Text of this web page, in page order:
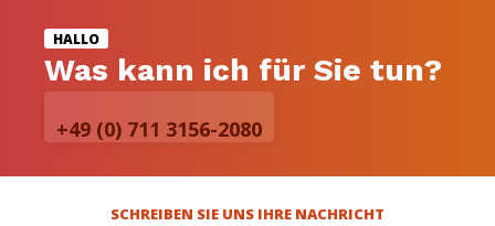
HALLO
Was kann ich für Sie tun?
+49 (0) 711 3156-2080
SCHREIBEN SIE UNS IHRE NACHRICHT